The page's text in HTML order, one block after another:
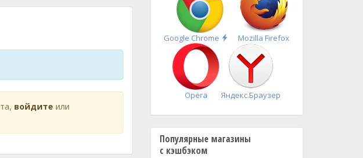
войдите или
Google Chrome
Быстрая
установка
Mozilla Firefox
Opera Яндекс.Браузер
Популярные магазины
с кэшбэком